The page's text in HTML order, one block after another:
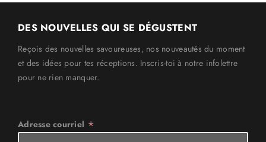
DES NOUVELLES QUI SE DÉGUSTENT
Reçois des nouvelles savoureuses, nos nouveautés du moment
et des idées pour tes réceptions. Inscris-toi à notre infolettre
pour ne rien manquer.
Adresse courriel *